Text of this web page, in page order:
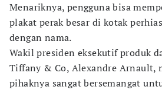
Menariknya, pengguna bisa
plakat perak besar di kotak
dengan nama.
Wakil presiden eksekutif produk
Tiffany & Co, Alexandre Arnault,
pihaknya sangat bersemangat